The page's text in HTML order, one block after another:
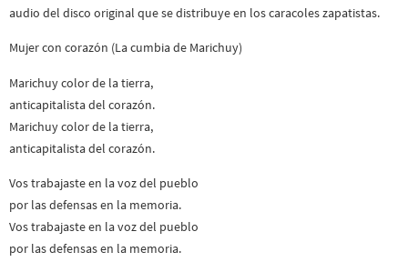
audio del disco original que se distribuye en los caracoles zapatistas.
Mujer con corazón (La cumbia de Marichuy)
Marichuy color de la tierra,
anticapitalista del corazón.
Marichuy color de la tierra,
anticapitalista del corazón.
Vos trabajaste en la voz del pueblo
por las defensas en la memoria.
Vos trabajaste en la voz del pueblo
por las defensas en la memoria.